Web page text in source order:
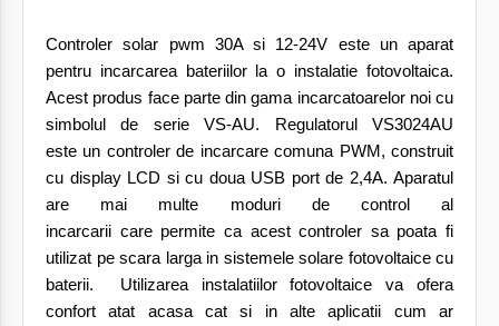
Controler solar pwm 30A si 12-24V este un aparat
pentru incarcarea bateriilor la o instalatie fotovoltaica.
Acest produs face parte din gama incarcatoarelor noi cu
simbolul de serie VS-AU. Regulatorul VS3024AU
este un controler de incarcare comuna PWM, construit
cu display LCD si cu doua USB port de 2,4A. Aparatul
are mai multe moduride control al
incarcarii care permite ca acest controler sa poata fi
utilizat pe scara larga in sistemele solare fotovoltaice cu
baterii. Utilizarea instalatiilor fotovoltaice va ofera
confort atat acasa cat si in alte aplicatii cum ar